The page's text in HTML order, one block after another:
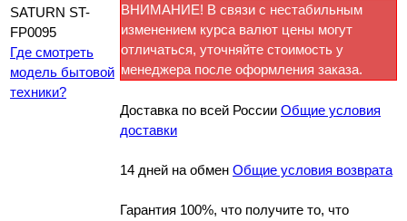
Где смотреть
модель бытовой
техники?
ВНИМАНИЕ! В связи с нестабильным
изменением курса валют цены могут
отличаться, уточняйте стоимость у
менеджера после оформления заказа.
Доставка по всей России Общие условия
доставки
14 дней на обмен Общие условия возврата
Гарантия 100%, что получите то, что